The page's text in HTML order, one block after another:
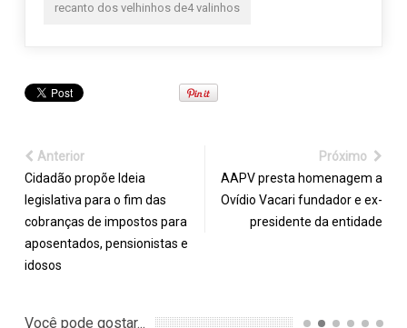
recanto dos velhinhos de4 valinhos
Anterior
Cidadão propõe Ideia
legislativa para o fim das
cobranças de impostos para
aposentados, pensionistas e
idosos
Próximo
AAPV presta homenagem a
Ovídio Vacari fundador e ex-
presidente da entidade
Você pode gostar...